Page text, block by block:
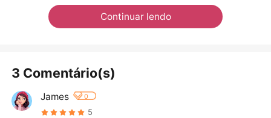
Continuar lendo
3 Comentário(s)
James 0
5